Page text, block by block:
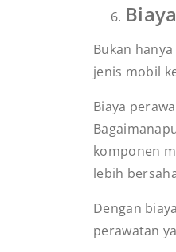
Bukan
jenis mobil
Biaya
komponen
lebih
Dengan
perawatan